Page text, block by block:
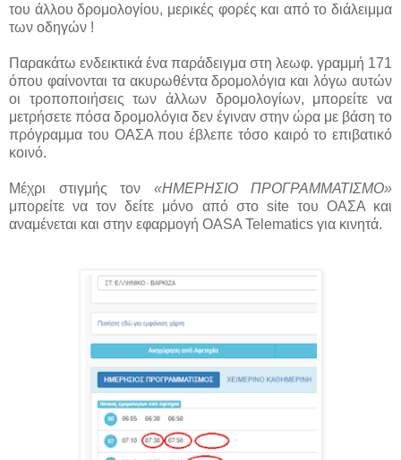
του άλλου δρομολογίου, μερικές φορές και από το διάλειμμα
των οδηγών !
Παρακάτω ενδεικτικά ένα παράδειγμα στη λεωφ. γραμμή 171
όπου φαίνονται τα ακυρωθέντα δρομολόγια και λόγω αυτών
οι τροποποιήσεις των άλλων δρομολογίων, μπορείτε να
μετρήσετε πόσα δρομολόγια δεν έγιναν στην ώρα με βάση το
πρόγραμμα του ΟΑΣΑ που έβλεπε τόσο καιρό το επιβατικό
κοινό.
Μέχρι στιγμής τον «ΗΜΕΡΗΣΙΟ ΠΡΟΓΡΑΜΜΑΤΙΣΜΟ»
μπορείτε να τον δείτε μόνο από στο site του ΟΑΣΑ και
αναμένεται και στην εφαρμογή OASA Telematics για κινητά.